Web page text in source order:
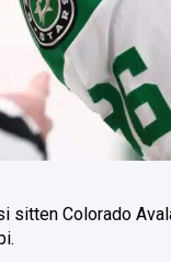
sitten Colorado